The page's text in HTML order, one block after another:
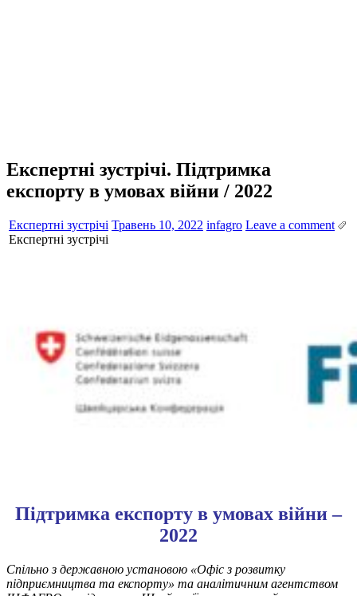
Експертні зустрічі. Підтримка
експорту в умовах війни / 2022
Експертні зустрічі Травень 10, 2022 infagro Leave a comment
Експертні зустрічі
Підтримка експорту в умовах війни –
2022
Спільно з державною установою «Офіс з розвитку
підприємництва та експорту» та аналітичним агентством